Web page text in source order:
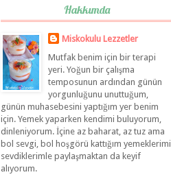
Hakkımda
Miskokulu Lezzetler
Mutfak benim için bir terapi
yeri. Yoğun bir çalışma
temposunun ardından günün
yorgunluğunu unuttuğum,
günün muhasebesini yaptığım yer benim
için. Yemek yaparken kendimi buluyorum,
dinleniyorum. İçine az baharat, az tuz ama
bol sevgi, bol hoşgörü kattığım yemeklerimi
sevdiklerimle paylaşmaktan da keyif
alıyorum.